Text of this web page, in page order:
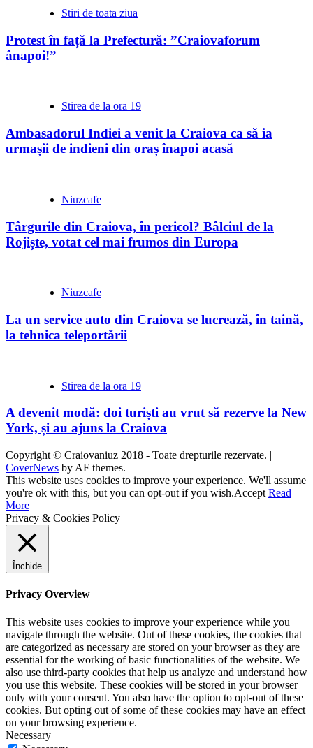
Stiri de toata ziua
Protest în față la Prefectură: ”Craiovaforum
ânapoi!”
Stirea de la ora 19
Ambasadorul Indiei a venit la Craiova ca să ia
urmașii de indieni din oraș înapoi acasă
Niuzcafe
Târgurile din Craiova, în pericol? Bâlciul de la
Rojiște, votat cel mai frumos din Europa
Niuzcafe
La un service auto din Craiova se lucrează, în taină,
la tehnica teleportării
Stirea de la ora 19
A devenit modă: doi turiști au vrut să rezerve la New
York, și au ajuns la Craiova
Copyright © Craiovaniuz 2018 - Toate drepturile rezervate. |
CoverNews by AF themes.
This website uses cookies to improve your experience. We'll assume
you're ok with this, but you can opt-out if you wish.Accept Read
More
Privacy & Cookies Policy
Închide
Privacy Overview
This website uses cookies to improve your experience while you
navigate through the website. Out of these cookies, the cookies that
are categorized as necessary are stored on your browser as they are
essential for the working of basic functionalities of the website. We
also use third-party cookies that help us analyze and understand how
you use this website. These cookies will be stored in your browser
only with your consent. You also have the option to opt-out of these
cookies. But opting out of some of these cookies may have an effect
on your browsing experience.
Necessary